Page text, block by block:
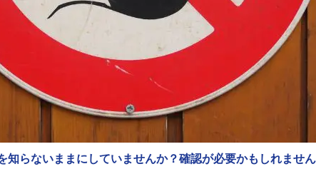
知らないままにしていませんか？確認が必要かもしれません